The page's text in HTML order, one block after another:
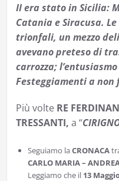
II era stato in Sicilia:
Catania e Siracusa.
trionfali, un mezzo
avevano preteso di
carrozza;
Festeggiamenti a non
Più volte RE
TRESSANTI, a “
Seguiamo laCRONACA
CARLO MARIA –
Leggiamo che il 13